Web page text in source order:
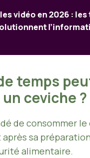
vidéo en 2026 :
temps
ceviche ?
de consommer le
sa
alimentaire.